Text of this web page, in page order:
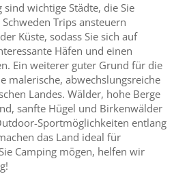
wichtige Städte, die Sie
Trips ansteuern
Küste, sodass Sie sich auf
Häfen und einen
Ein weiterer guter Grund für die
malerische, abwechslungsreiche
Landes. Wälder, hohe Berge
sanfte Hügel und Birkenwälder
Sportmöglichkeiten entlang
das Land ideal für
Camping mögen, helfen wir